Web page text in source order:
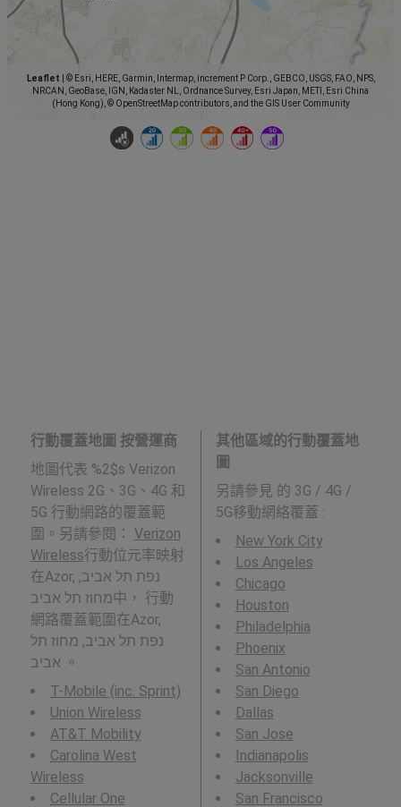
Leaflet
© Esri, HERE, Garmin, Intermap, increment P Corp., GEBCO, USGS, FAO, NPS,
NRCAN, GeoBase, IGN, Kadaster NL, Ordnance Survey, Esri Japan, METI, Esri China
(Hong Kong), © OpenStreetMap contributors, and the GIS User Community
行動覆蓋地圖 按營運商
地圖代表 %2$s Verizon
Wireless 2G、3G、4G 和
5G 行動網路的覆蓋範
圍。另請參閱： Verizon
Wireless行動位元率映射
在Azor, נפת תל אביב,
מחוז תל אביב中， 行動
網路覆蓋範圍在Azor,
נפת תל אביב, מחוז תל
אביב 。
T-Mobile (inc. Sprint)
Union Wireless
AT&T Mobility
Carolina West
Wireless
Cellular One
其他區域的行動覆蓋地
圖
另請參見 的 3G / 4G /
5G移動網絡覆蓋 :
New York City
Los Angeles
Chicago
Houston
Philadelphia
Phoenix
San Antonio
San Diego
Dallas
San Jose
Indianapolis
Jacksonville
San Francisco